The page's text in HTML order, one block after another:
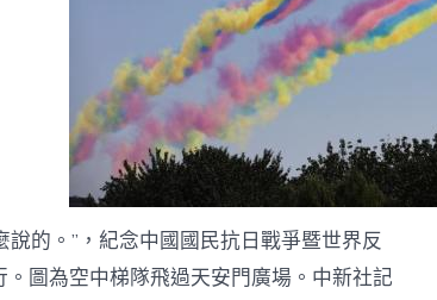
_
中
國
門
戶
網
－
成
的。”，紀念中國國民抗日戰爭暨世界反
圖為空中梯隊飛過天安門廣場。中新社記